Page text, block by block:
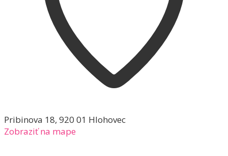
Pribinova 18, 920 01 Hlohovec
Zobraziť na mape